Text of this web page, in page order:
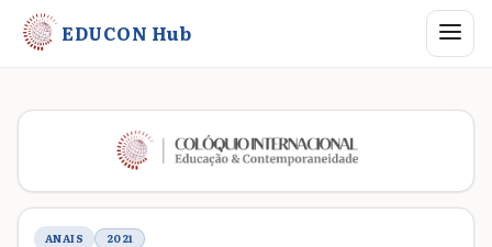
EDUCON Hub Abrir
Metadados do trabalho
ANAIS
2021